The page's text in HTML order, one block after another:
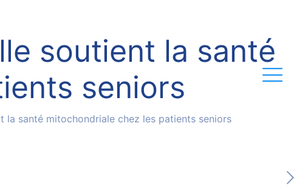
soutient la santé
seniors
santé mitochondriale chez les patients seniors